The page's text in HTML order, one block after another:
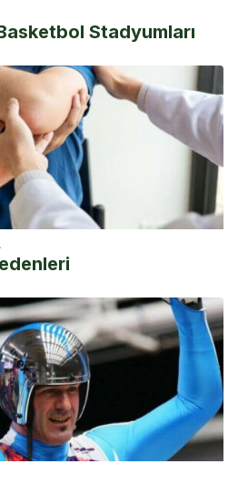
Stadyumları